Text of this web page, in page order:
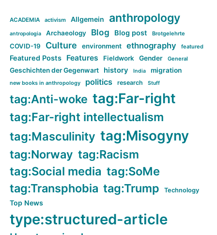
ACADEMIA activism Allgemein anthropology
antropologia Archaeology Blog Blog post Brotgelehrte
COVID-19 Culture environment ethnography featured
Featured Posts Features Fieldwork Gender General
Geschichten der Gegenwart history India migration
new books in anthropology politics research Stuff
tag:Anti-woke tag:Far-right
tag:Far-right intellectualism
tag:Masculinity tag:Misogyny
tag:Norway tag:Racism
tag:Social media tag:SoMe
tag:Transphobia tag:Trump Technology
Top News
type:structured-article